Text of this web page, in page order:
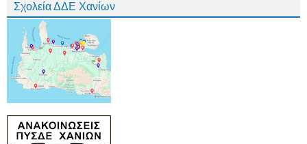
Σχολεία ΔΔΕ Χανίων